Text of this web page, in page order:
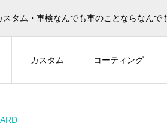
タム・車検なんでも車のことならなんで
カスタム コーティング